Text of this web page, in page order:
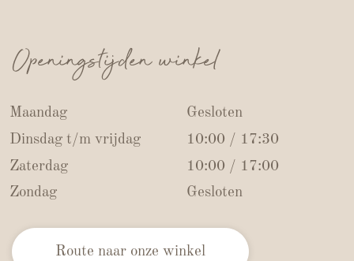
Openingstijden winkel
Maandag
Gesloten
Dinsdag t/m vrijdag
10:00 / 17:30
Zaterdag
10:00 / 17:00
Zondag
Gesloten
Route naar onze winkel